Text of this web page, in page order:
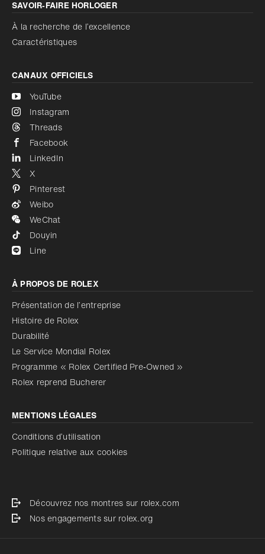
SAVOIR‑FAIRE HORLOGER
À la recherche de l’excellence
Caractéristiques
CANAUX OFFICIELS
YouTube
Instagram
Threads
Facebook
LinkedIn
X
Pinterest
Weibo
WeChat
Douyin
Line
À PROPOS DE ROLEX
Présentation de l’entreprise
Histoire de Rolex
Durabilité
Le Service Mondial Rolex
Programme « Rolex Certified Pre‑Owned »
Rolex reprend Bucherer
MENTIONS LÉGALES
Conditions d’utilisation
Politique relative aux cookies
Découvrez nos montres sur rolex.com
Nos engagements sur rolex.org